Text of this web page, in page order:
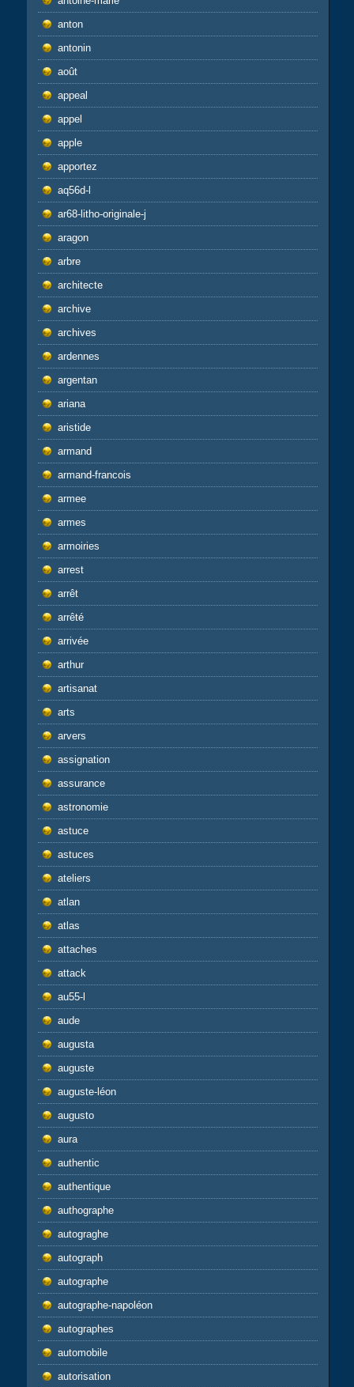
anton
antonin
août
appeal
appel
apple
apportez
aq56d-l
ar68-litho-originale-j
aragon
arbre
architecte
archive
archives
ardennes
argentan
ariana
aristide
armand
armand-francois
armee
armes
armoiries
arrest
arrêt
arrêté
arrivée
arthur
artisanat
arts
arvers
assignation
assurance
astronomie
astuce
astuces
ateliers
atlan
atlas
attaches
attack
au55-l
aude
augusta
auguste
auguste-léon
augusto
aura
authentic
authentique
authographe
autograghe
autograph
autographe
autographe-napoléon
autographes
automobile
autorisation